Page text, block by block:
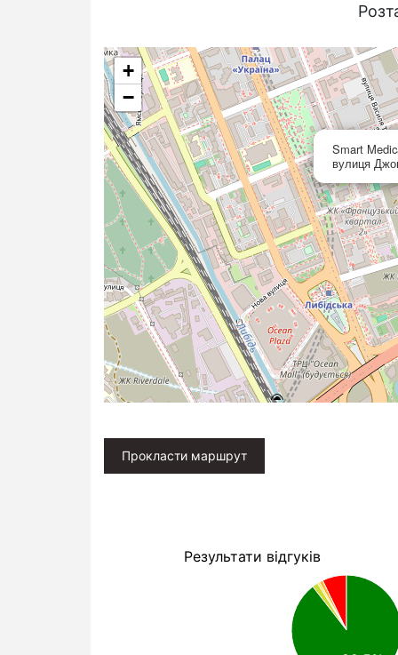
Smart
вулиця
+
−
Прокласти маршрут
Результати відгуків